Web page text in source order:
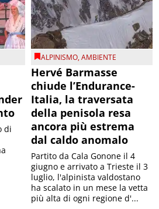
di
ALPINISMO,AMBIENTE
Hervé Barmasse
chiude l’Endurance-
Italia, la traversata
della penisola resa
ancora più estrema
dal caldo anomalo
Partito da Cala Gonone il 4
giugno e arrivato a Trieste il 3
luglio, l'alpinista valdostano
ha scalato in un mese la vetta
più alta di ogni regione d'...